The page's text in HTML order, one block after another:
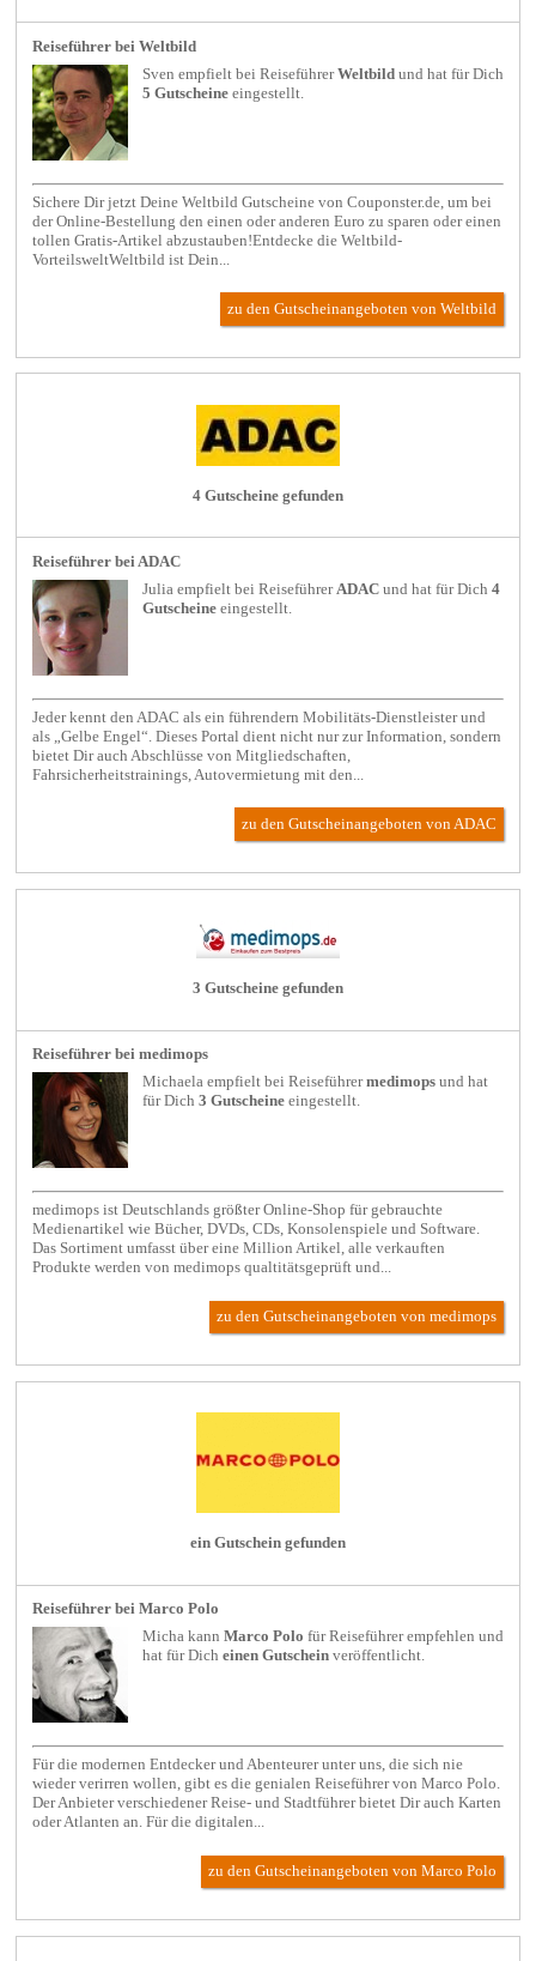
Reiseführer bei Weltbild
Sven empfielt beiReiseführer Weltbild und hat für Dich
5 Gutscheine eingestellt.
Sichere Dir jetzt Deine Weltbild Gutscheine von Couponster.de, um bei
der Online-Bestellung den einen oder anderen Euro zu sparen oder einen
tollen Gratis-Artikel abzustauben!Entdecke die Weltbild-
VorteilsweltWeltbild ist Dein...
zu den Gutscheinangeboten von Weltbild
4 Gutscheine gefunden
Reiseführer bei ADAC
Julia empfielt beiReiseführer ADAC und hat für Dich4
Gutscheine eingestellt.
Jeder kennt den ADAC als ein führendern Mobilitäts-Dienstleister und
als „Gelbe Engel“. Dieses Portal dient nicht nur zur Information, sondern
bietet Dir auch Abschlüsse von Mitgliedschaften,
Fahrsicherheitstrainings, Autovermietung mit den...
zu den Gutscheinangeboten von ADAC
3 Gutscheine gefunden
Reiseführer bei medimops
Michaela empfielt beiReiseführer medimops und hat
für Dich3 Gutscheine eingestellt.
medimops ist Deutschlands größter Online-Shop für gebrauchte
Medienartikel wie Bücher, DVDs, CDs, Konsolenspiele und Software.
Das Sortiment umfasst über eine Million Artikel, alle verkauften
Produkte werden von medimops qualtitätsgeprüft und...
zu den Gutscheinangeboten von medimops
ein Gutschein gefunden
Reiseführer bei Marco Polo
Micha kannMarco Polo fürReiseführerempfehlen und
hat für Dicheinen Gutschein veröffentlicht.
Für die modernen Entdecker und Abenteurer unter uns, die sich nie
wieder verirren wollen, gibt es die genialen Reiseführer von Marco Polo.
Der Anbieter verschiedener Reise- und Stadtführer bietet Dir auch Karten
oder Atlanten an. Für die digitalen...
zu den Gutscheinangeboten von Marco Polo